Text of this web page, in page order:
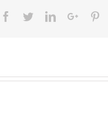
Facebook
TwitterLinkedIn